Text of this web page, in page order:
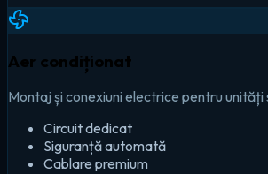
Aer condiționat
Montaj și conexiuni electrice pentru unități
Circuit dedicat
Siguranță automată
Cablare premium